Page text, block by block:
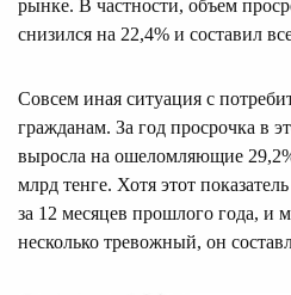
рынке. В частности, объем
снизился на 22,4% и составил
Совсем иная ситуация с
гражданам. За год просрочка в
выросла на ошеломляющие
млрд тенге. Хотя этот
за 12 месяцев прошлого года, и
несколько тревожный, он